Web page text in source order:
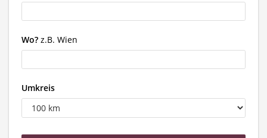
Wo? z.B. Wien
Umkreis